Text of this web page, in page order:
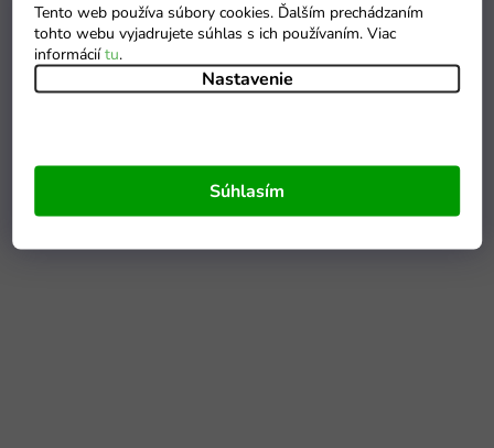
Tento web používa súbory cookies. Ďalším prechádzaním
tohto webu vyjadrujete súhlas s ich používaním. Viac
informáciítu.
Nastavenie
Súhlasím